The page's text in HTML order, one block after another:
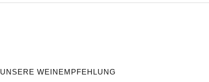
UNSERE WEINEMPFEHLUNG